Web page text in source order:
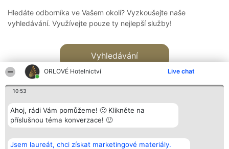
ORLOVÉ Hotelnictví Live chat
10:53
Ahoj, rádi Vám pomůžeme! 🙂 Klikněte na
příslušnou téma konverzace! 🙂
Jsem laureát, chci získat marketingové materiály.
Hledáte odborníka ve Vašem okolí? Vyzkoušejte naše
vyhledávání. Využívejte pouze ty nejlepší služby!
Vyhledávání
Bright Side Solutions sp. z o.
o. sp. k.
Vítězové
Seznam všech
Kontakt